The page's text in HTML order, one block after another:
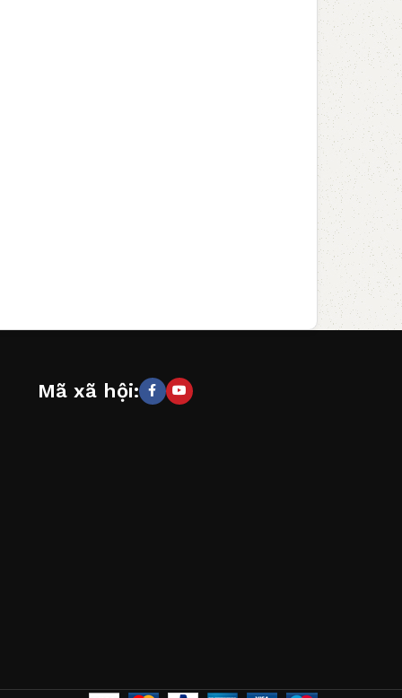
Mã xã hội: